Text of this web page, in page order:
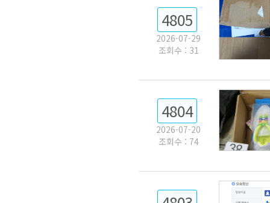
4805
2026-07-29
조회수 : 31
4804
2026-07-20
조회수 : 74